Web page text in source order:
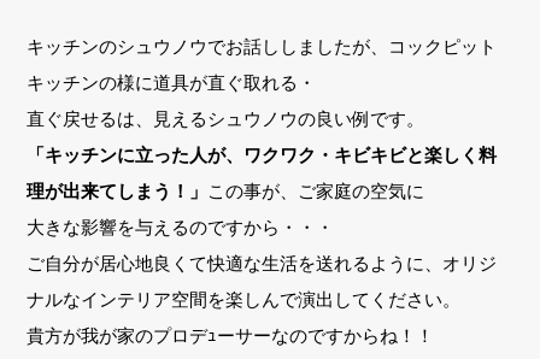
キッチンのシュウノウでお話ししましたが、コックピット
キッチンの様に道具が直ぐ取れる・
直ぐ戻せるは、見えるシュウノウの良い例です。
「キッチンに立った人が、ワクワク・キビキビと楽しく料
理が出来てしまう！」 この事が、ご家庭の空気に
大きな影響を与えるのですから・・・
ご自分が居心地良くて快適な生活を送れるように、オリジ
ナルなインテリア空間を楽しんで演出してください。
貴方が我が家のプロデｭーサーなのですからね！！